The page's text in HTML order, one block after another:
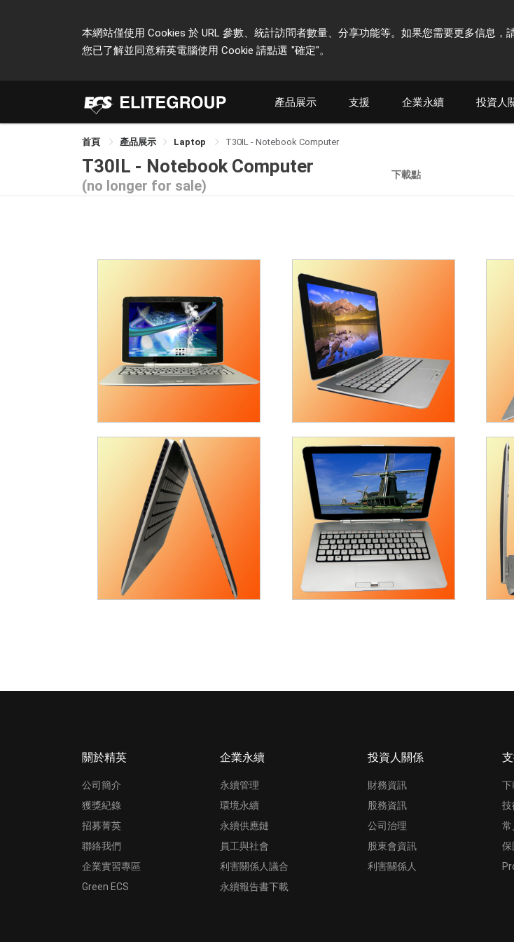
本網站僅使用 Cookies 於 URL 參數、統計訪問者數量、分享功能等。如果您需要更多信息，
您已了解並同意精英電腦使用 Cookie 請點選 "確定"。
產品展示 支援 企業永續 投資人
首頁 產品展示 Laptop T30IL - Notebook Computer
T30IL - Notebook Computer
(no longer for sale)
下載點
關於精英
公司簡介
獲獎紀錄
招募菁英
聯絡我們
企業實習專區
Green ECS
企業永續
永續管理
環境永續
永續供應鏈
員工與社會
利害關係人議合
永續報告書下載
投資人關係
財務資訊
股務資訊
公司治理
股東會資訊
利害關係人
下
技
常
保